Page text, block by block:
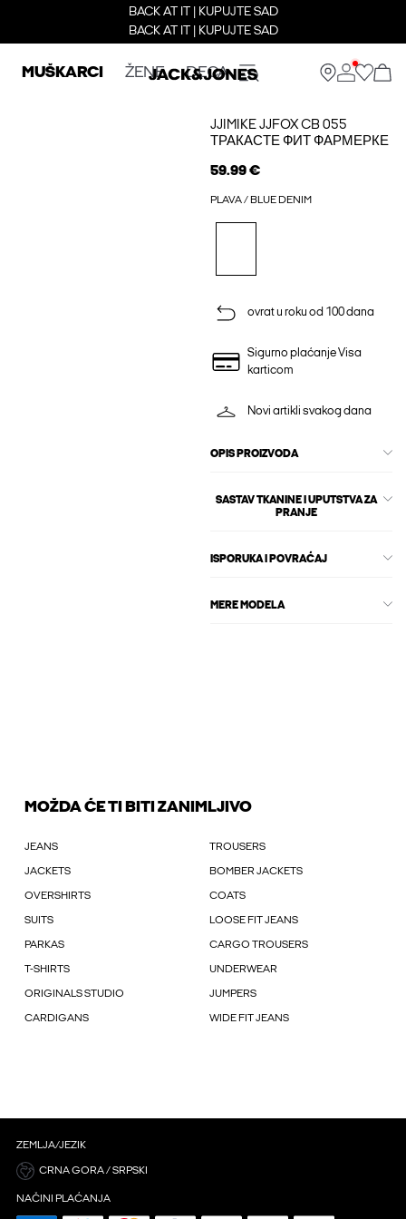
BACK AT IT | KUPUJTE SAD
BACK AT IT | KUPUJTE SAD
MUŠKARCI ŽENE DECA
JJIMIKE JJFOX CB 055
ТРАКАСТЕ ФИТ ФАРМЕРКЕ
59.99 €
PLAVA / BLUE DENIM
ovrat u roku od 100 dana
Sigurno plaćanje Visa
karticom
Novi artikli svakog dana
OPIS PROIZVODA
SASTAV TKANINE I UPUTSTVA ZA
PRANJE
ISPORUKA I POVRAĆAJ
MERE MODELA
MOŽDA ĆE TI BITI ZANIMLJIVO
JEANS TROUSERS
JACKETS BOMBER JACKETS
OVERSHIRTS COATS
SUITS LOOSE FIT JEANS
PARKAS CARGO TROUSERS
T-SHIRTS UNDERWEAR
ORIGINALS STUDIO JUMPERS
CARDIGANS WIDE FIT JEANS
ZEMLJA/JEZIK
CRNA GORA / SRPSKI
NAČINI PLAĆANJA